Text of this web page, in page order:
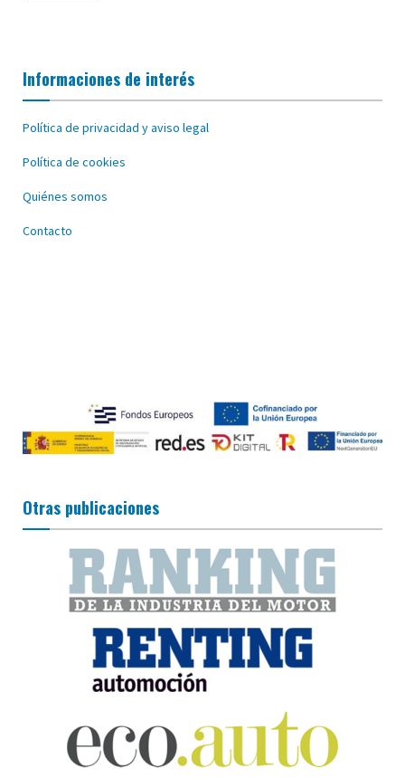
Informaciones de interés
Política de privacidad y aviso legal
Política de cookies
Quiénes somos
Contacto
Otras publicaciones